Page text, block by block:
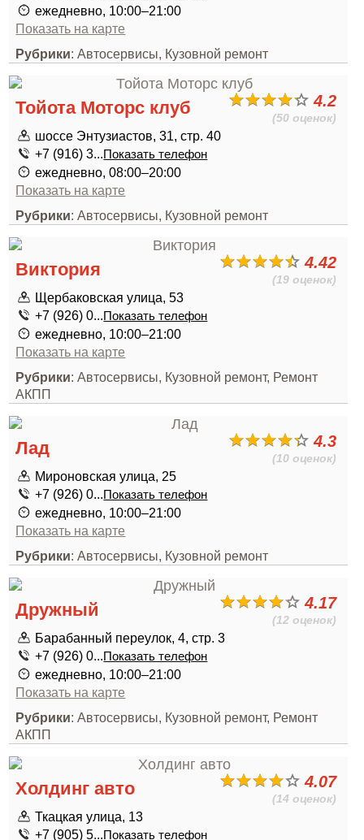
ежедневно, 10:00–21:00
Показать на карте
Рубрики: Автосервисы, Кузовной ремонт
4.2
(50 оценок)
Тойота Моторс клуб
шоссе Энтузиастов, 31, стр. 40
+7 (916) 3...Показать телефон
ежедневно, 08:00–20:00
Показать на карте
Рубрики: Автосервисы, Кузовной ремонт
4.42
(19 оценок)
Виктория
Щербаковская улица, 53
+7 (926) 0...Показать телефон
ежедневно, 10:00–21:00
Показать на карте
Рубрики: Автосервисы, Кузовной ремонт, Ремонт
АКПП
4.3
(10 оценок)
Лад
Мироновская улица, 25
+7 (926) 0...Показать телефон
ежедневно, 10:00–21:00
Показать на карте
Рубрики: Автосервисы, Кузовной ремонт
4.17
(12 оценок)
Дружный
Барабанный переулок, 4, стр. 3
+7 (926) 0...Показать телефон
ежедневно, 10:00–21:00
Показать на карте
Рубрики: Автосервисы, Кузовной ремонт, Ремонт
АКПП
4.07
(14 оценок)
Холдинг авто
Ткацкая улица, 13
+7 (905) 5...Показать телефон